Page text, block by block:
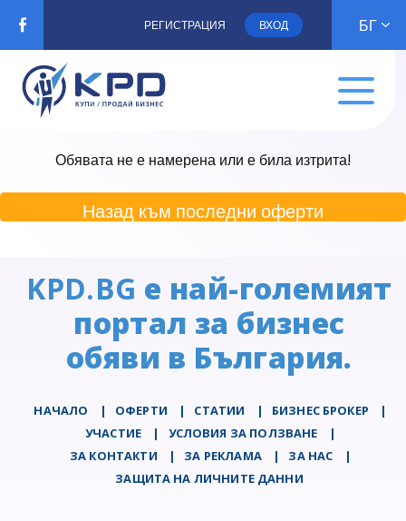
РЕГИСТРАЦИЯ ВХОД БГ
Обявата не е намерена или е била изтрита!
Назад към последни оферти
KPD.BG е най-големият
портал за бизнес
обяви в България.
НАЧАЛО | ОФЕРТИ | СТАТИИ | БИЗНЕС БРОКЕР
|
УЧАСТИЕ
| УСЛОВИЯ ЗА ПОЛЗВАНЕ
|
ЗА КОНТАКТИ
| ЗА РЕКЛАМА | ЗА НАС
|
ЗАЩИТА НА ЛИЧНИТЕ ДАННИ